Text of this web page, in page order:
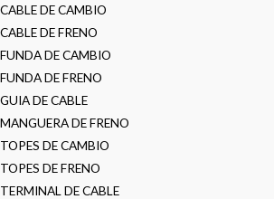
CABLE DE CAMBIO
CABLE DE FRENO
FUNDA DE CAMBIO
FUNDA DE FRENO
GUIA DE CABLE
MANGUERA DE FRENO
TOPES DE CAMBIO
TOPES DE FRENO
TERMINAL DE CABLE